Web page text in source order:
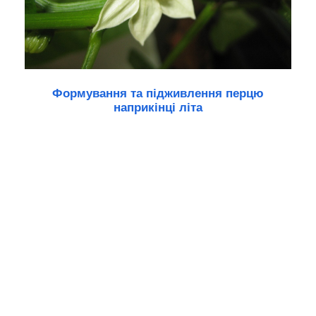
Формування та підживлення перцю
наприкінці літа